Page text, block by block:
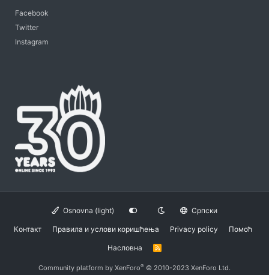
Facebook
Twitter
Instagram
Osnovna (light) Српски
Контакт Правила и услови коришћења Privacy policy Помоћ
Насловна
R
Community platform by XenForo® © 2010-2023 XenForo Ltd.